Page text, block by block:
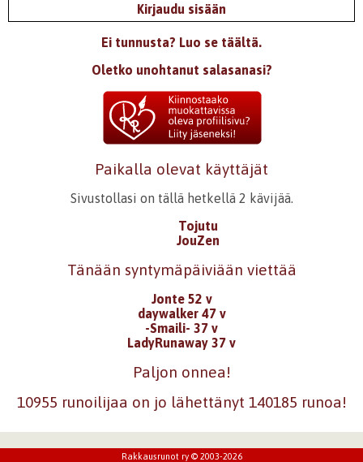
Kirjaudu sisään
Ei tunnusta? Luo se täältä.
Oletko unohtanut salasanasi?
Paikalla olevat käyttäjät
Sivustollasi on tällä hetkellä 2 kävijää.
Tojutu
JouZen
Tänään syntymäpäiviään viettää
Jonte 52 v
daywalker 47 v
-Smaili- 37 v
LadyRunaway 37 v
Paljon onnea!
10955 runoilijaa on jo lähettänyt 140185 runoa!
Rakkausrunot ry © 2003-2026